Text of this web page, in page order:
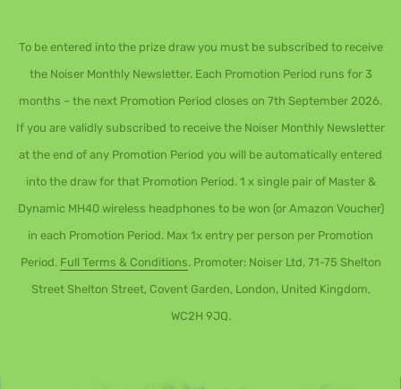
To be entered into the prize draw you must be subscribed to receive
the Noiser Monthly Newsletter. Each Promotion Period runs for 3
months – the next Promotion Period closes on 7th September 2026.
If you are validly subscribed to receive the Noiser Monthly Newsletter
at the end of any Promotion Period you will be automatically entered
into the draw for that Promotion Period. 1 x single pair of Master &
Dynamic MH40 wireless headphones to be won (or Amazon Voucher)
in each Promotion Period. Max 1x entry per person per Promotion
Period. Full Terms & Conditions. Promoter: Noiser Ltd, 71-75 Shelton
Street Shelton Street, Covent Garden, London, United Kingdom,
WC2H 9JQ.